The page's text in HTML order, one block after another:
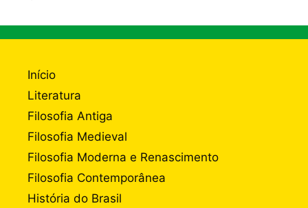
Início
Literatura
Filosofia Antiga
Filosofia Medieval
Filosofia Moderna e Renascimento
Filosofia Contemporânea
História do Brasil